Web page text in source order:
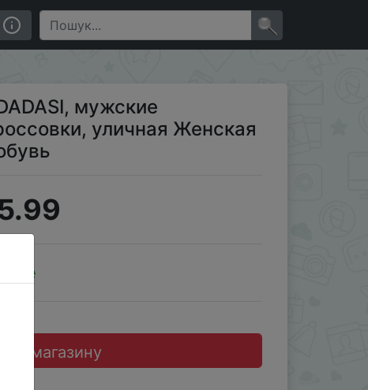
и мужская спортивная обувь
мужские
уличная Женская
Sale
до магазину